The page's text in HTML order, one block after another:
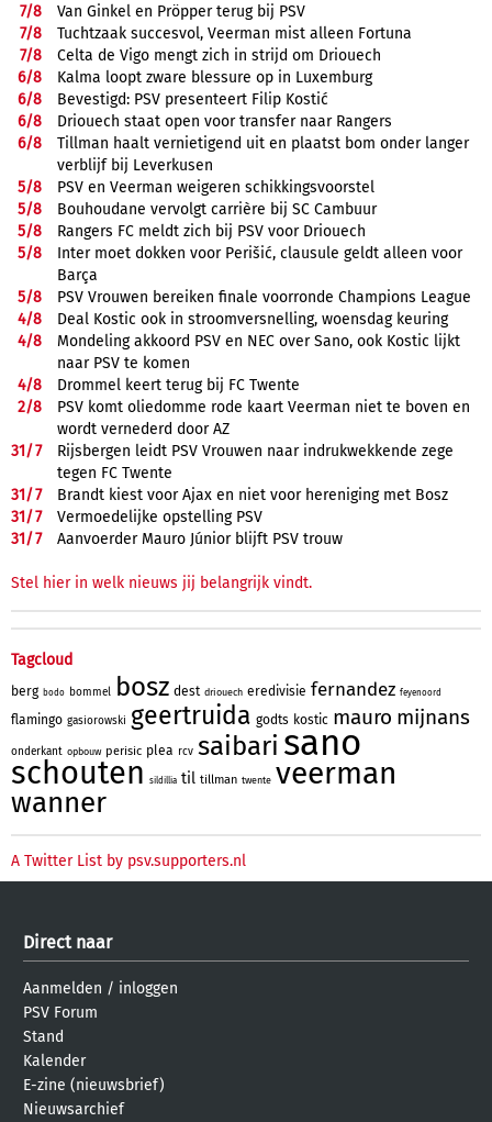
7/8
Van Ginkel en Pröpper terug bij PSV
7/8
Tuchtzaak succesvol, Veerman mist alleen Fortuna
7/8
Celta de Vigo mengt zich in strijd om Driouech
6/8
Kalma loopt zware blessure op in Luxemburg
6/8
Bevestigd: PSV presenteert Filip Kostić
6/8
Driouech staat open voor transfer naar Rangers
6/8
Tillman haalt vernietigend uit en plaatst bom onder langer
verblijf bij Leverkusen
5/8
PSV en Veerman weigeren schikkingsvoorstel
5/8
Bouhoudane vervolgt carrière bij SC Cambuur
5/8
Rangers FC meldt zich bij PSV voor Driouech
5/8
Inter moet dokken voor Perišić, clausule geldt alleen voor
Barça
5/8
PSV Vrouwen bereiken finale voorronde Champions League
4/8
Deal Kostic ook in stroomversnelling, woensdag keuring
4/8
Mondeling akkoord PSV en NEC over Sano, ook Kostic lijkt
naar PSV te komen
4/8
Drommel keert terug bij FC Twente
2/8
PSV komt oliedomme rode kaart Veerman niet te boven en
wordt vernederd door AZ
31/7
Rijsbergen leidt PSV Vrouwen naar indrukwekkende zege
tegen FC Twente
31/7
Brandt kiest voor Ajax en niet voor hereniging met Bosz
31/7
Vermoedelijke opstelling PSV
31/7 Aanvoerder Mauro Júnior blijft PSV trouw
Stel hier in welk nieuws jij belangrijk vindt.
Tagcloud
berg bodo bommel bosz dest driouech eredivisie fernandez feyenoord
flamingo gasiorowski geertruida godts kostic mauro mijnans
onderkant opbouw perisic plea rcv saibari sano
schouten sildillia til tillman twente veerman
wanner
A Twitter List by psv.supporters.nl
Direct naar
Aanmelden / inloggen
PSV Forum
Stand
Kalender
E-zine (nieuwsbrief)
Nieuwsarchief